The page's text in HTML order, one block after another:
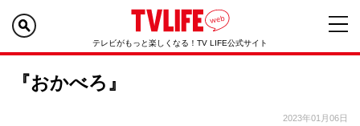
テレビがもっと楽しくなる！TV LIFE公式サイト
『おかべろ』
2023年01月06日